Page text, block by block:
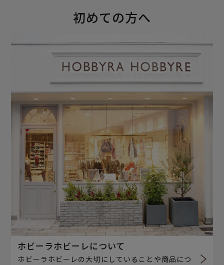
初めての方へ
ホビーラホビーレについて
ホビーラホビーレの大切にしていることや商品につ